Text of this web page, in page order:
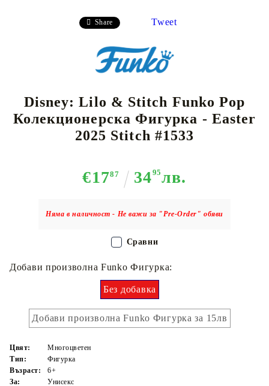
Share Tweet
Disney: Lilo & Stitch Funko Pop
Колекционерска Фигурка - Easter
2025 Stitch #1533
€1787 3495лв.
Няма в наличност - Не важи за "Pre-Order" обяви
Добави произволна Funko Фигурка:
Без добавка
Добави произволна Funko Фигурка за 15лв
Цвят:
Многоцветен
Тип:
Фигурка
Възраст:
6+
За:
Унисекс
Сравни